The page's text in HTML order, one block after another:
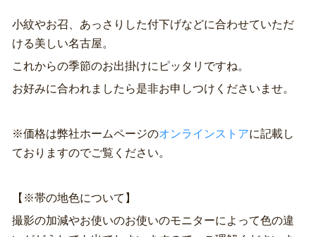
小紋やお召、あっさりした付下げなどに合わせていただ
ける美しい名古屋。
これからの季節のお出掛けにピッタリですね。
お好みに合われましたら是非お申しつけくださいませ。
※価格は弊社ホームページのオンラインストアに記載し
ておりますのでご覧ください。
【※帯の地色について】
撮影の加減やお使いのお使いのモニターによって色の違